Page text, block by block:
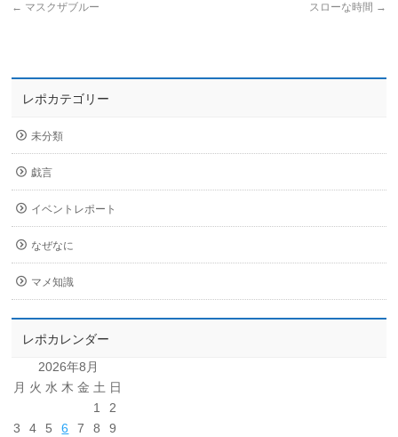
← マスクザブルー スローな時間 →
レポカテゴリー
未分類
戯言
イベントレポート
なぜなに
マメ知識
レポカレンダー
2026年8月
月 火 水 木 金 土 日
1
2
3
4 5 6 7 8
9